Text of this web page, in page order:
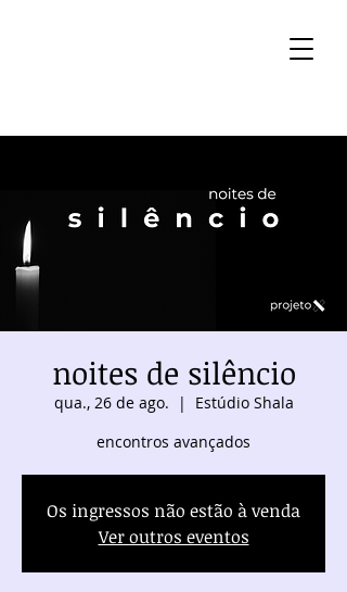
noites de silêncio
qua., 26 de ago.
  |
Estúdio Shala
encontros avançados
Os ingressos não estão à venda
Ver outros eventos